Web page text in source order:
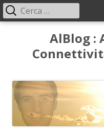
contenuto
AlBlog :
Menu
principale
Ricerca
per: